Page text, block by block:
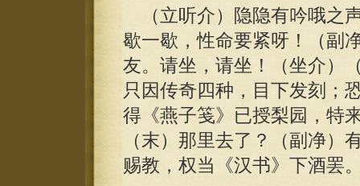
（立听介）隐隐有吟哦之
歇一歇，性命要紧呀！（副
友。请坐，请坐！（坐介）
只因传奇四种，目下发刻；
得《燕子笺》已授梨园，特
（末）那里去了？（副净）
赐教，权当《汉书》下酒罢